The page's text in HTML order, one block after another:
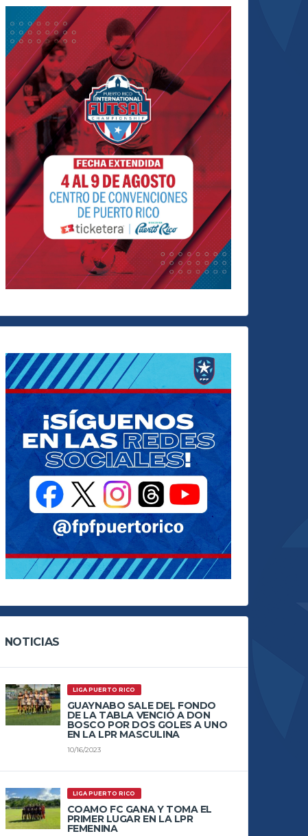
NOTICIAS
LIGA PUERTO RICO
GUAYNABO SALE DEL FONDO
DE LA TABLA VENCIÓ A DON
BOSCO POR DOS GOLES A UNO
EN LA LPR MASCULINA
10/16/2023
LIGA PUERTO RICO
COAMO FC GANA Y TOMA EL
PRIMER LUGAR EN LA LPR
FEMENINA